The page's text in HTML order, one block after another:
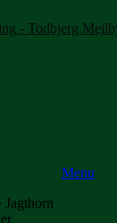
Menu
Jagthorn